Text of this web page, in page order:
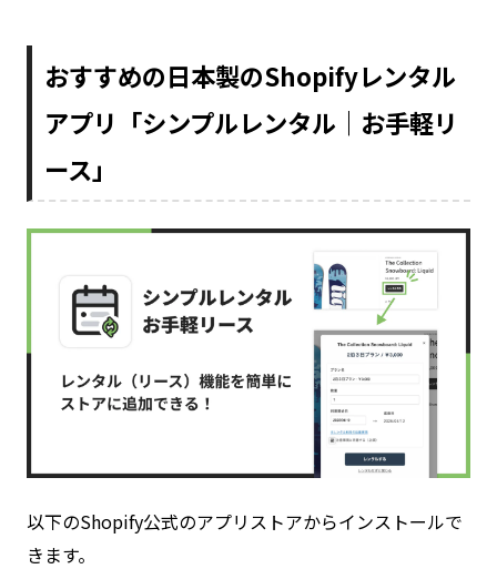
おすすめの日本製のShopifyレンタル
アプリ「シンプルレンタル｜お手軽リ
ース」
以下のShopify公式のアプリストアからインストールで
きます。